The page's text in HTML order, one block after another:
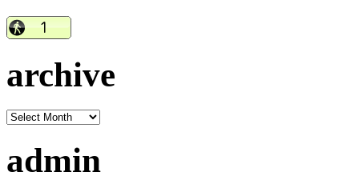
archive
admin